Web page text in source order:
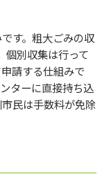
す。粗大ごみの収
個別収集は行って
請する仕組みで
ターに直接持ち込
民は手数料が免除